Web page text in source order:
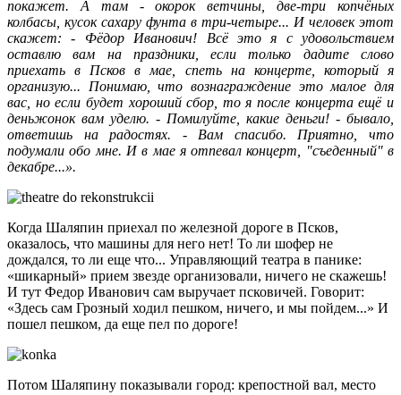
покажет. А там - окорок ветчины, две-три копчёных
колбасы, кусок сахару фунта в три-четыре... И человек этот
скажет: - Фёдор Иванович! Всё это я с удовольствием
оставлю вам на праздники, если только дадите слово
приехать в Псков в мае, спеть на концерте, который я
организую... Понимаю, что вознаграждение это малое для
вас, но если будет хороший сбор, то я после концерта ещё и
деньжонок вам уделю. - Помилуйте, какие деньги! - бывало,
ответишь на радостях. - Вам спасибо. Приятно, что
подумали обо мне. И в мае я отпевал концерт, "съеденный" в
декабре...».
Когда Шаляпин приехал по железной дороге в Псков,
оказалось, что машины для него нет! То ли шофер не
дождался, то ли еще что... Управляющий театра в панике:
«шикарный» прием звезде организовали, ничего не скажешь!
И тут Федор Иванович сам выручает псковичей. Говорит:
«Здесь сам Грозный ходил пешком, ничего, и мы пойдем...» И
пошел пешком, да еще пел по дороге!
Потом Шаляпину показывали город: крепостной вал, место